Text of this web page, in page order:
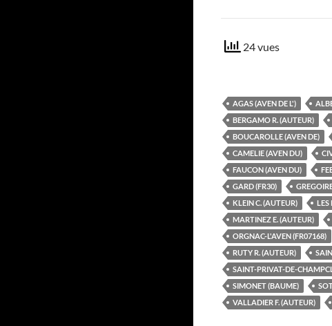
24 vues
AGAS (AVEN DE L')
BERGAMO R. (AUTEUR)
BOUCAROLLE (AVEN DE)
CAMELIE (AVEN DU)
FAUCON (AVEN DU)
GARD (FR30)
KLEIN C. (AUTEUR)
LES
MARTINEZ E. (AUTEUR)
ORGNAC-L'AVEN (FR07168)
RUTY R. (AUTEUR)
SAINT-PRIVAT-DE-
SIMONET (BAUME)
VALLADIER F. (AUTEUR)